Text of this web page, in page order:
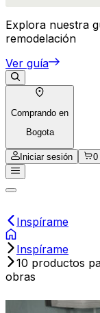
Explora nuestra
remodelación
Ver guía
Comprando en
Bogota
Iniciar sesión 0
Inspírame
Inspírame
10 productos
obras